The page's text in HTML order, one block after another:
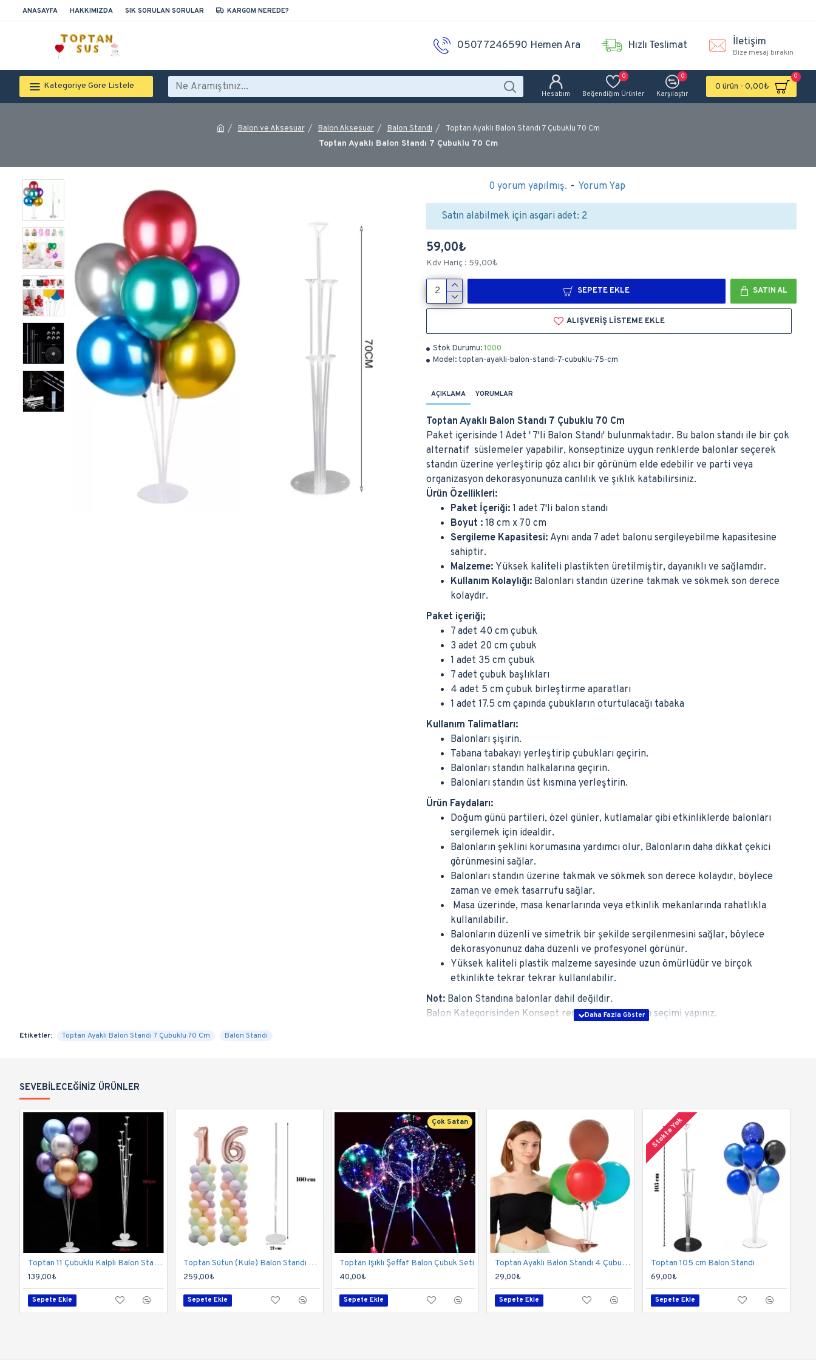
ANASAYFA HAKKIMIZDA SIK SORULAN SORULAR KARGOM NEREDE?
05077246590 Hemen Ara Hızlı Teslimat İletişim
Bize mesaj bırakın
Kategoriye Göre Listele
Hesabım Beğendiğim Ürünler
0
Karşılaştır
0
0 ürün - 0,00₺
0
Balon ve Aksesuar Balon Aksesuar Balon Standı Toptan Ayaklı Balon Standı 7 Çubuklu 70 Cm
Toptan Ayaklı Balon Standı 7 Çubuklu 70 Cm
Stok Durumu:1000
Model: toptan-ayakli-balon-standi-7-cubuklu-75-cm
0 yorum yapılmış. - Yorum Yap
59,00₺
Kdv Hariç : 59,00₺
SEPETE EKLE SATIN AL
ALIŞVERIŞ LISTEME EKLE
Satın alabilmek için asgari adet: 2
AÇIKLAMA YORUMLAR
Toptan Ayaklı Balon Standı 7 Çubuklu 70 Cm
Paket içerisinde 1 Adet ' 7'li Balon Standı' bulunmaktadır. Bu balon standı ile bir çok
alternatif süslemeler yapabilir, konseptinize uygun renklerde balonlar seçerek
standın üzerine yerleştirip göz alıcı bir görünüm elde edebilir ve parti veya
organizasyon dekorasyonunuza canlılık ve şıklık katabilirsiniz.
Ürün Özellikleri:
Paket İçeriği: 1 adet 7'li balon standı
Boyut : 18 cm x 70 cm
Sergileme Kapasitesi: Aynı anda 7 adet balonu sergileyebilme kapasitesine
sahiptir.
Malzeme: Yüksek kaliteli plastikten üretilmiştir, dayanıklı ve sağlamdır.
Kullanım Kolaylığı: Balonları standın üzerine takmak ve sökmek son derece
kolaydır.
Paket içeriği;
7 adet 40 cm çubuk
3 adet 20 cm çubuk
1 adet 35 cm çubuk
7 adet çubuk başlıkları
4 adet 5 cm çubuk birleştirme aparatları
1 adet 17.5 cm çapında çubukların oturtulacağı tabaka
Kullanım Talimatları:
Balonları şişirin.
Tabana tabakayı yerleştirip çubukları geçirin.
Balonları standın halkalarına geçirin.
Balonları standın üst kısmına yerleştirin.
Ürün Faydaları:
Doğum günü partileri, özel günler, kutlamalar gibi etkinliklerde balonları
sergilemek için idealdir.
Balonların şeklini korumasına yardımcı olur, Balonların daha dikkat çekici
görünmesini sağlar.
Balonları standın üzerine takmak ve sökmek son derece kolaydır, böylece
zaman ve emek tasarrufu sağlar.
Masa üzerinde, masa kenarlarında veya etkinlik mekanlarında rahatlıkla
kullanılabilir.
Balonların düzenli ve simetrik bir şekilde sergilenmesini sağlar, böylece
dekorasyonunuz daha düzenli ve profesyonel görünür.
Yüksek kaliteli plastik malzeme sayesinde uzun ömürlüdür ve birçok
etkinlikte tekrar tekrar kullanılabilir.
Not: Balon Standına balonlar dahil değildir.
Balon Kategorisinden Konsept renginize göre balon seçimi yapınız.
Etiketler: Toptan Ayaklı Balon Standı 7 Çubuklu 70 Cm Balon Standı
SEVEBILECEĞINIZ ÜRÜNLER
Toptan 11 Çubuklu Kalpli Balon Standı
139,00₺
Sepete Ekle
Toptan Sütun (Kule) Balon Standı 160 cm (A-Kalite)
259,00₺
Sepete Ekle
Çok Satan
Toptan Işıklı Şeffaf Balon Çubuk Seti
40,00₺
Sepete Ekle
Toptan Ayaklı Balon Standı 4 Çubuklu ( Kısa)
29,00₺
Sepete Ekle
Stokta Yok
Toptan 105 cm Balon Standı
69,00₺
Sepete Ekle